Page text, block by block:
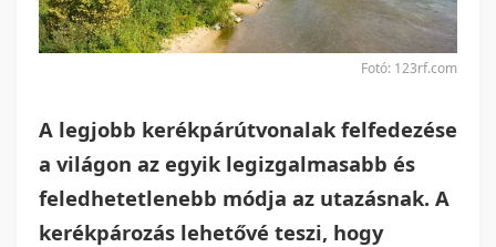
Fotó: 123rf.com
A legjobb kerékpárútvonalak felfedezése
a világon az egyik legizgalmasabb és
feledhetetlenebb módja az utazásnak. A
kerékpározás lehetővé teszi, hogy